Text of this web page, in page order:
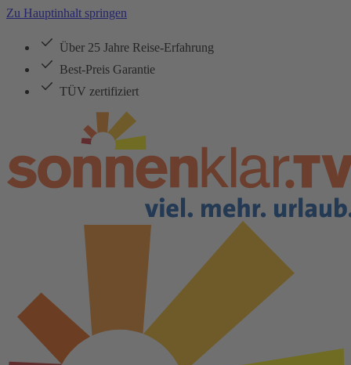
Zu Hauptinhalt springen
Über 25 Jahre Reise-Erfahrung
Best-Preis Garantie
TÜV zertifiziert